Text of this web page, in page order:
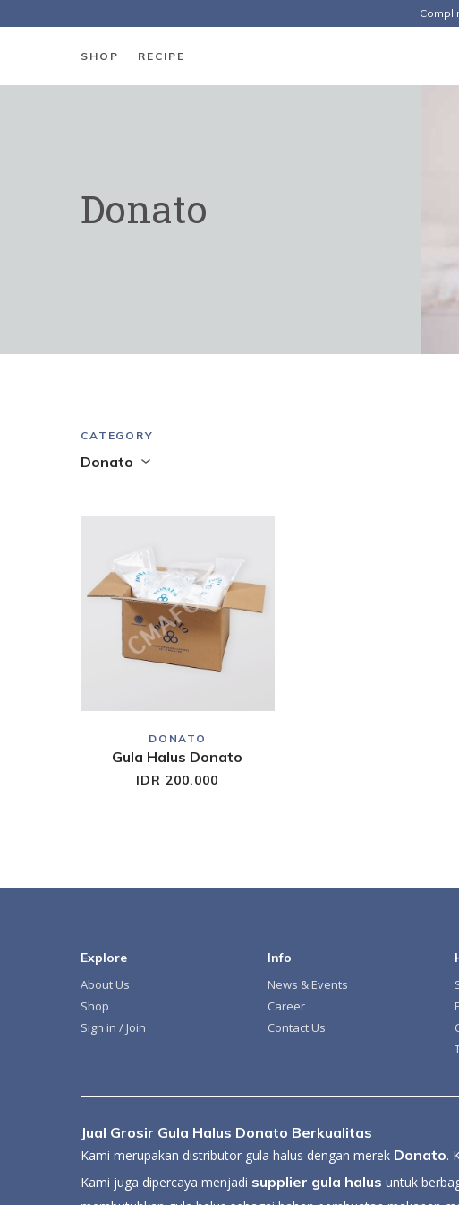
SHOP RECIPE
Donato
CATEGORY
Donato
DONATO
Gula Halus Donato
IDR 200.000
Explore
About Us
Shop
Sign in / Join
Info
News & Events
Career
Contact Us
Jual Grosir Gula Halus Donato Berkualitas
Kami merupakan distributor gula halus dengan merek Donato.
Kami juga dipercaya menjadi supplier gula halus untuk